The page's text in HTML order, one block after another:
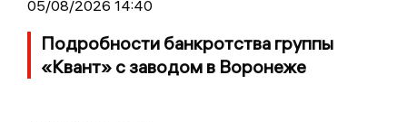
05/08/2026 14:40
Подробности банкротства группы
«Квант» с заводом в Воронеже